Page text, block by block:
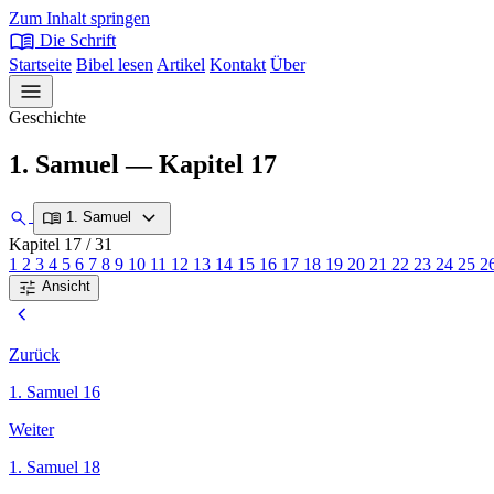
Zum Inhalt springen
menu_book Die Schrift
Startseite Bibel lesen Artikel Kontakt Über
menu
Geschichte
1. Samuel — Kapitel 17
search menu_book 1. Samuel expand_more
Kapitel 17 / 31
1 2 3 4 5 6 7 8 9 10 11 12 13 14 15 16 17 18 19 20 21 22 23 24 25
tune Ansicht
chevron_left
Zurück
1. Samuel 16
Weiter
1. Samuel 18